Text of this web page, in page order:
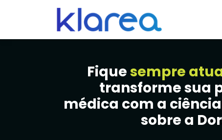
Fiquesempre
transforme sua
médica com a
sobre a